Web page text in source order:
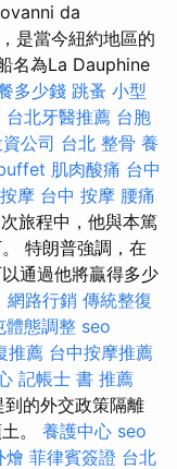
da
是當今紐約地區的
名為La Dauphine
多少錢 跳蚤 小型
台北牙醫推薦 台胞
公司 台北 整骨 養
肌肉酸痛 台中
摩 台中 按摩 腰痛
旅程中，他與本篤
特朗普強調，在
通過他將贏得多少
網路行銷 傳統整復
體態調整 seo
推薦 台中按摩推薦
記帳士 書 推薦
的外交政策隔離
。 養護中心 seo
燴 菲律賓簽證 台北